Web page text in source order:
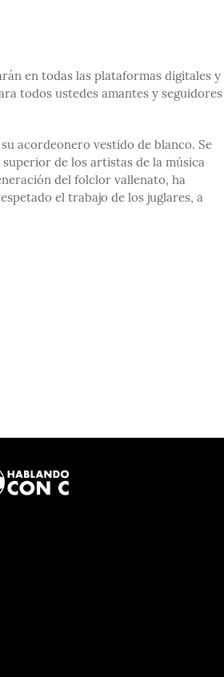
en todas las plataformas digitales y
todos ustedes amantes y seguidores
acordeonero vestido de blanco. Se
de los artistas de la música
del folclor vallenato, ha
el trabajo de los juglares, a